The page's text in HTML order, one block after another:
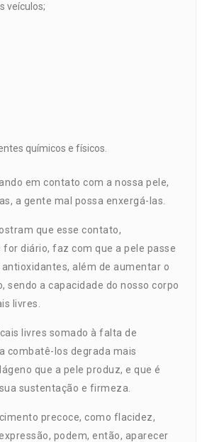
veículos;
químicos e físicos.
em contato com a nossa pele,
a gente mal possa enxergá-las.
que esse contato,
diário, faz com que a pele passe
além de aumentar o
sendo a capacidade do nosso corpo
livres.
livres somado à falta de
combatê-los degrada mais
que a pele produz, e que é
sustentação e firmeza.
precoce, como flacidez,
podem, então, aparecer